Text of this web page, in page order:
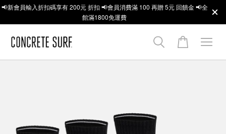
📢新會員輸入折扣碼享有 200元 折扣 📢會員消費滿 100 再贈 5元 回饋金 📢全
館滿1800免運費